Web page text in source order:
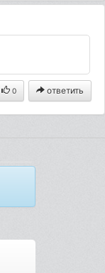
0 ответить